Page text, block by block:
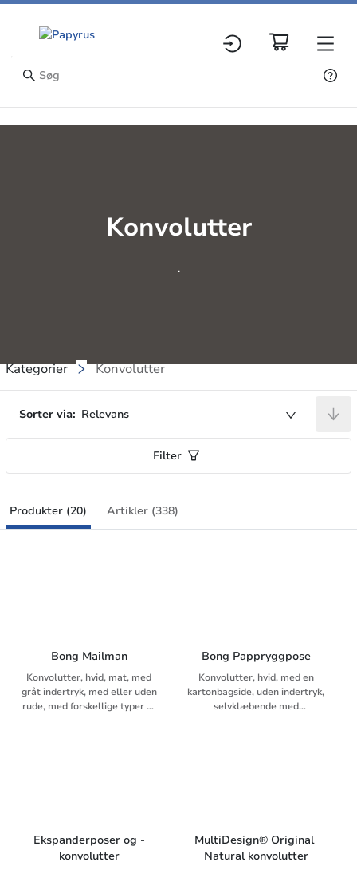
Konvolutter
.
Kategorier Konvolutter
Sorter via: Relevans
Filter
Produkter (20) Artikler (338)
Bong Mailman
Konvolutter, hvid, mat, med
gråt indertryk, med eller uden
rude, med forskellige typer af
Bong Pappryggpose
Konvolutter, hvid, med en
kartonbagside, uden indertryk,
selvklæbende med
Ekspanderposer og -
konvolutter
MultiDesign® Original
Natural konvolutter